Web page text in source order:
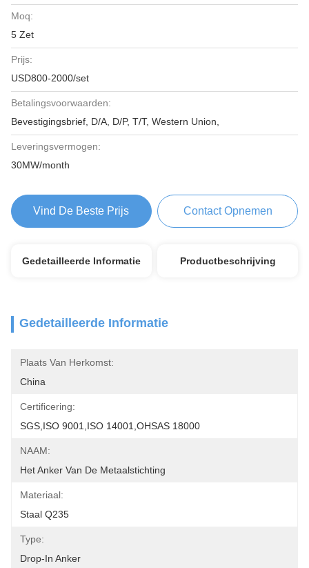
Moq:
5 Zet
Prijs:
USD800-2000/set
Betalingsvoorwaarden:
Bevestigingsbrief, D/A, D/P, T/T, Western Union,
Leveringsvermogen:
30MW/month
Vind De Beste Prijs Contact Opnemen
Gedetailleerde Informatie Productbeschrijving
Gedetailleerde Informatie
Plaats Van Herkomst:
China
Certificering:
SGS,ISO 9001,ISO 14001,OHSAS 18000
NAAM:
Het Anker Van De Metaalstichting
Materiaal:
Staal Q235
Type:
Drop-In Anker